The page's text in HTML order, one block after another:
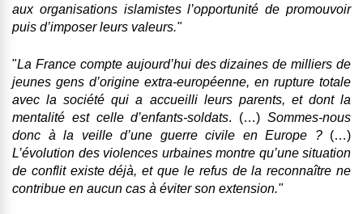
aux organisations islamistes l’opportunité de promouvoir
puis d’imposer leurs valeurs."
"La France compte aujourd’hui des dizaines de milliers de
jeunes gens d’origine extra-européenne, en rupture totale
avec la société qui a accueilli leurs parents, et dont la
mentalité est celle d’enfants-soldats. (…)Sommes-nous
donc à la veille d’une guerre civile en Europe ? (…)
L’évolution des violences urbaines montre qu’une situation
de conflit existe déjà, et que le refus de la reconnaître ne
contribue en aucun cas à éviter son extension."